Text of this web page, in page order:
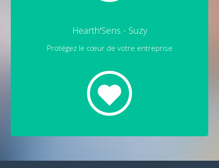
Hearth'Sens - Suzy
Protégez le cœur de votre entreprise